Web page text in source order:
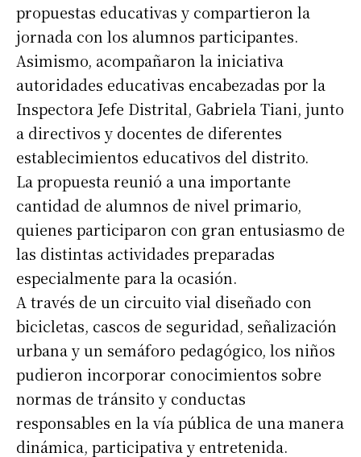
propuestas educativas y compartieron la
jornada con los alumnos participantes.
Asimismo, acompañaron la iniciativa
autoridades educativas encabezadas por la
Inspectora Jefe Distrital, Gabriela Tiani, junto
a directivos y docentes de diferentes
establecimientos educativos del distrito.
La propuesta reunió a una importante
cantidad de alumnos de nivel primario,
quienes participaron con gran entusiasmo de
las distintas actividades preparadas
especialmente para la ocasión.
A través de un circuito vial diseñado con
bicicletas, cascos de seguridad, señalización
urbana y un semáforo pedagógico, los niños
pudieron incorporar conocimientos sobre
normas de tránsito y conductas
responsables en la vía pública de una manera
dinámica, participativa y entretenida.